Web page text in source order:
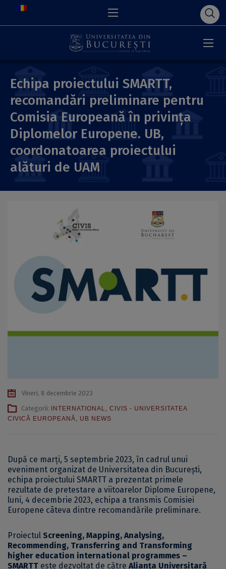
Echipa proiectului SMARTT,
recomandări preliminare pentru
Comisia Europeană în privința
Diplomelor Europene. UB,
coordonatoarea proiectului
alături de UAM
Vineri, 8 decembrie 2023
Categorii:
INTERNATIONAL, CIVIS - UNIVERSITATEA
CIVICĂ EUROPEANĂ, UB NEWS
După ce marți, 5 septembrie 2023, în cadrul unui
eveniment organizat de Universitatea din București,
echipa proiectului SMARTT a prezentat primele
rezultate de pretestare a viitoarelor Diplome Europene,
luni, 4 decembrie 2023, echipa a transmis Comisiei
Europene câteva dintre recomandările preliminare.
Proiectul Screening, Mapping, Analysing,
Recommending, Transferring and Transforming
higher education international programmes –
SMARTT este dezvoltat de către Alianța Universitară